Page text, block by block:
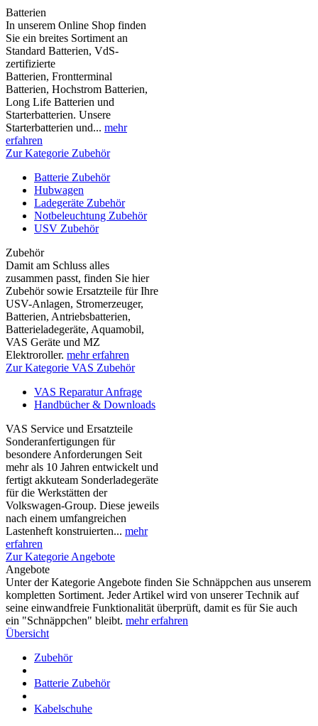
Batterien
In unserem Online Shop finden
Sie ein breites Sortiment an
Standard Batterien, VdS-
zertifizierte
Batterien, Frontterminal
Batterien, Hochstrom Batterien,
Long Life Batterien und
Starterbatterien. Unsere
Starterbatterien und... mehr
erfahren
Zur Kategorie Zubehör
Batterie Zubehör
Hubwagen
Ladegeräte Zubehör
Notbeleuchtung Zubehör
USV Zubehör
Zubehör
Damit am Schluss alles
zusammen passt, finden Sie hier
Zubehör sowie Ersatzteile für Ihre
USV-Anlagen, Stromerzeuger,
Batterien, Antriebsbatterien,
Batterieladegeräte, Aquamobil,
VAS Geräte und MZ
Elektroroller. mehr erfahren
Zur Kategorie VAS Zubehör
VAS Reparatur Anfrage
Handbücher & Downloads
VAS Service und Ersatzteile
Sonderanfertigungen für
besondere Anforderungen Seit
mehr als 10 Jahren entwickelt und
fertigt akkuteam Sonderladegeräte
für die Werkstätten der
Volkswagen-Group. Diese jeweils
nach einem umfangreichen
Lastenheft konstruierten... mehr
erfahren
Zur Kategorie Angebote
Angebote
Unter der Kategorie Angebote finden Sie Schnäppchen aus unserem
kompletten Sortiment. Jeder Artikel wird von unserer Technik auf
seine einwandfreie Funktionalität überprüft, damit es für Sie auch
ein "Schnäppchen" bleibt. mehr erfahren
Übersicht
Zubehör
Batterie Zubehör
Kabelschuhe